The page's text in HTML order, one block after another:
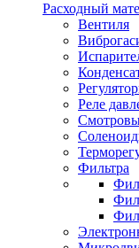
Расходный
Вентиля
Реле
Фильтра